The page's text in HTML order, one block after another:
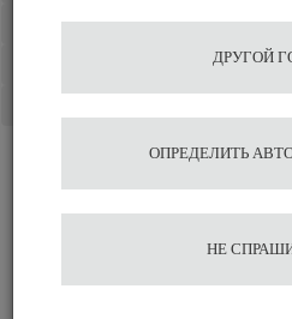
Избранное
Холодильник
ДРУГОЙ
ОПРЕДЕЛИТЬ
НЕ